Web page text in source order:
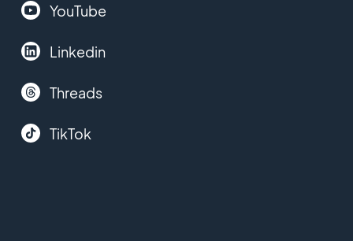
YouTube
Linkedin
Threads
TikTok